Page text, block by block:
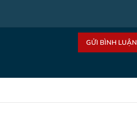
GỬI BÌNH LUẬN